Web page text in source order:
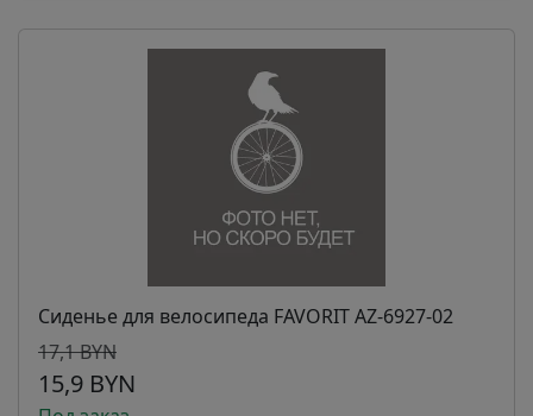
Сиденье для велосипеда FAVORIT AZ-6927-02
17,1 BYN
15,9 BYN